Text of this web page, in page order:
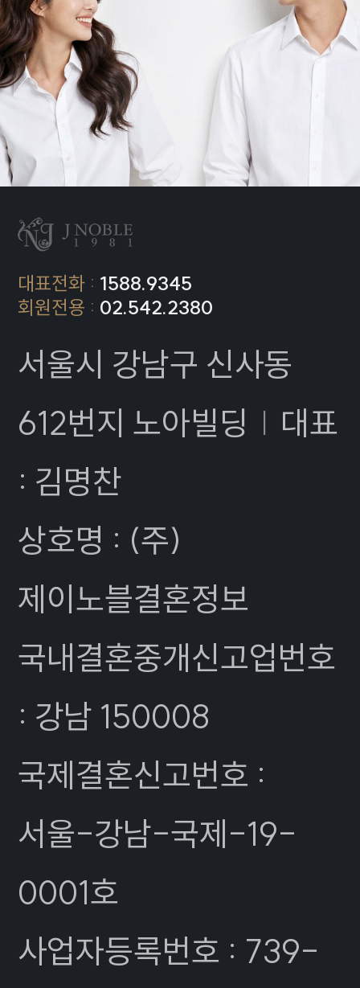
대표전화 : 1588.9345
회원전용 : 02.542.2380
서울시 강남구 신사동
612번지 노아빌딩 | 대표
: 김명찬
상호명 : (주)
제이노블결혼정보
국내결혼중개신고업번호
: 강남 150008
국제결혼신고번호 :
서울-강남-국제-19-
0001호
사업자등록번호 : 739-